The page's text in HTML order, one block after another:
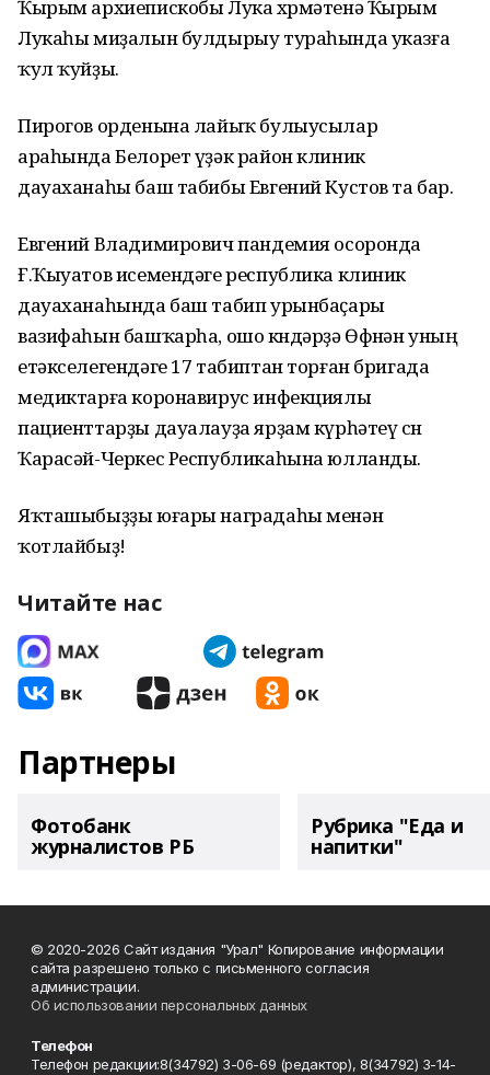
Ҡырым архиепискобы Лука хөрмәтенә Ҡырым
Лукаһы миҙалын булдырыу тураһында указға
ҡул ҡуйҙы.
Пирогов орденына лайыҡ булыусылар
араһында Белорет үҙәк район клиник
дауаханаһы баш табибы Евгений Кустов та бар.
Евгений Владимирович пандемия осоронда
Ғ.Ҡыуатов исемендәге республика клиник
дауаханаһында баш табип урынбаҫары
вазифаһын башҡарһа, ошо көндәрҙә Өфөнән уның
етәкселегендәге 17 табиптан торған бригада
медиктарға коронавирус инфекциялы
пациенттарҙы дауалауҙа ярҙам күрһәтеү өсөн
Ҡарасәй-Черкес Республикаһына юлланды.
Яҡташыбыҙҙы юғары наградаһы менән
ҡотлайбыҙ!
Читайте нас
Партнеры
Фотобанк
журналистов РБ
Рубрика "Еда и
напитки"
© 2020-2026 Сайт издания "Урал" Копирование информации
сайта разрешено только с письменного согласия
администрации.
Об использовании персональных данных
Телефон
Телефон редакции:8(34792) 3-06-69 (редактор), 8(34792) 3-14-